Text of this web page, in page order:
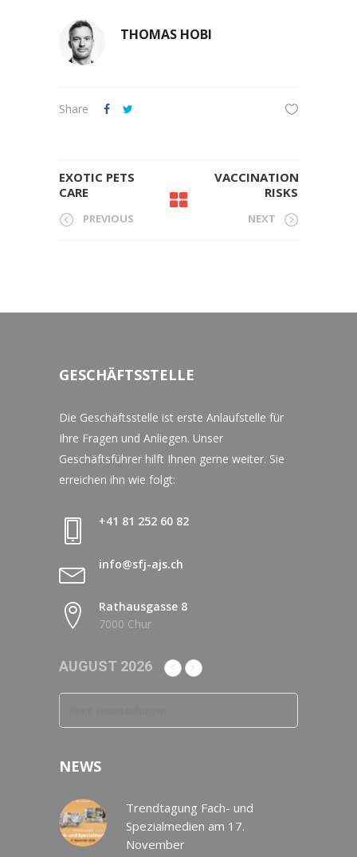
THOMAS HOBI
Share
EXOTIC PETS
CARE
PREVIOUS
VACCINATION
RISKS
NEXT
GESCHÄFTSSTELLE
Die Geschäftsstelle ist erste Anlaufstelle für
Ihre Fragen und Anliegen. Unser
Geschäftsführer hilft Ihnen gerne weiter. Sie
erreichen ihn wie folgt:
+41 81 252 60 82
info@sfj-ajs.ch
Rathausgasse 8
7000 Chur
AUGUST 2026
NEWS
Trendtagung Fach- und
Spezialmedien am 17.
November